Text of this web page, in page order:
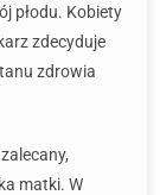
płodu. Kobiety
zdecyduje
zdrowia
matki. W